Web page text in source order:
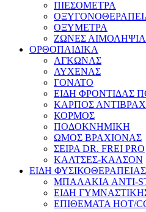
ΠΙΕΣΟΜΕΤΡΑ
ΟΞΥΜΕΤΡΑ
ΖΩΝΕΣ
ΟΡΘΟΠΑΙΔΙΚΑ
ΑΓΚΩΝΑΣ
ΑΥΧΕΝΑΣ
ΓΟΝΑΤΟ
ΕΙΔΗ ΦΡΟΝΤΙΔΑΣ
ΚΑΡΠΟΣ
ΚΟΡΜΟΣ
ΠΟΔΟΚΝΗΜΙΚΗ
ΩΜΟΣ ΒΡΑΧΙΟΝΑΣ
ΣΕΙΡΑ DR. FREI PRO
ΚΑΛΤΣΕΣ-ΚΑΛΣΟΝ
ΕΙΔΗ ΦΥΣΙΚΟΘΕΡΑΠΕΙΑΣ
ΜΠΑΛΑΚΙΑ ANTI-
ΕΙΔΗ
ΕΠΙΘΕΜΑΤΑ HOT/